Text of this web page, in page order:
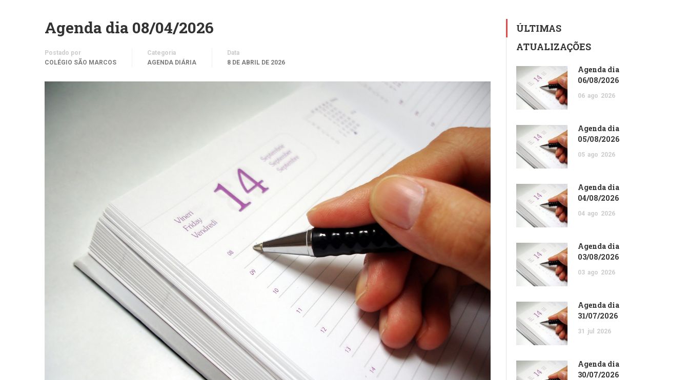
Agenda dia 08/04/2026
Postado por
COLÉGIO SÃO MARCOS
Categoria
AGENDA DIÁRIA
Data
8 DE ABRIL DE 2026
ÚLTIMAS
ATUALIZAÇÕES
Agenda dia
06/08/2026
06 ago 2026
Agenda dia
05/08/2026
05 ago 2026
Agenda dia
04/08/2026
04 ago 2026
Agenda dia
03/08/2026
03 ago 2026
Agenda dia
31/07/2026
31 jul 2026
Agenda dia
30/07/2026